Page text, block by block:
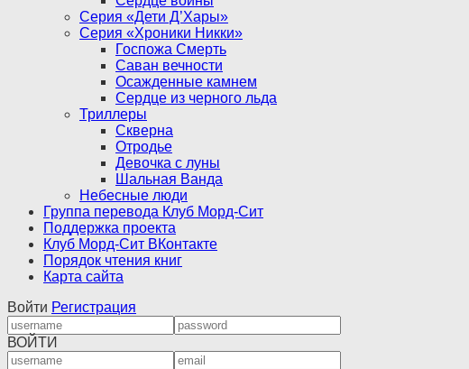
Серия «Дети Д’Хары»
Серия «Хроники Никки»
Госпожа Смерть
Саван вечности
Осажденные камнем
Сердце из черного льда
Триллеры
Скверна
Отродье
Девочка с луны
Шальная Ванда
Небесные люди
Группа перевода Клуб Морд-Сит
Поддержка проекта
Клуб Морд-Сит ВКонтакте
Порядок чтения книг
Карта сайта
Войти Регистрация
ВОЙТИ